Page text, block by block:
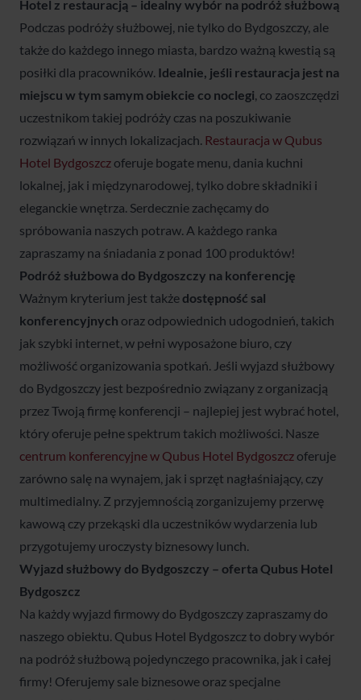
Hotel z restauracją – idealny wybór na podróż służbową
Podczas podróży służbowej, nie tylko do Bydgoszczy, ale
także do każdego innego miasta, bardzo ważną kwestią są
posiłki dla pracowników. Idealnie, jeśli restauracja jest na
miejscu w tym samym obiekcie co noclegi, co zaoszczędzi
uczestnikom takiej podróży czas na poszukiwanie
rozwiązań w innych lokalizacjach. Restauracja w Qubus
Hotel Bydgoszcz oferuje bogate menu, dania kuchni
lokalnej, jak i międzynarodowej, tylko dobre składniki i
eleganckie wnętrza. Serdecznie zachęcamy do
spróbowania naszych potraw. A każdego ranka
zapraszamy na śniadania z ponad 100 produktów!
Podróż służbowa do Bydgoszczy na konferencję
Ważnym kryterium jest także dostępność sal
konferencyjnych oraz odpowiednich udogodnień, takich
jak szybki internet, w pełni wyposażone biuro, czy
możliwość organizowania spotkań. Jeśli wyjazd służbowy
do Bydgoszczy jest bezpośrednio związany z organizacją
przez Twoją firmę konferencji – najlepiej jest wybrać hotel,
który oferuje pełne spektrum takich możliwości. Nasze
centrum konferencyjne w Qubus Hotel Bydgoszcz oferuje
zarówno salę na wynajem, jak i sprzęt nagłaśniający, czy
multimedialny. Z przyjemnością zorganizujemy przerwę
kawową czy przekąski dla uczestników wydarzenia lub
przygotujemy uroczysty biznesowy lunch.
Wyjazd służbowy do Bydgoszczy – oferta Qubus Hotel
Bydgoszcz
Na każdy wyjazd firmowy do Bydgoszczy zapraszamy do
naszego obiektu. Qubus Hotel Bydgoszcz to dobry wybór
na podróż służbową pojedynczego pracownika, jak i całej
firmy! Oferujemy sale biznesowe oraz specjalne